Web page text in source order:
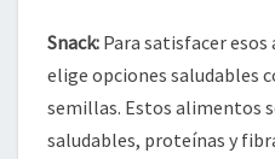
Snack: Para satisfacer
elige opciones saludables
semillas. Estos alimentos
saludables, proteínas y